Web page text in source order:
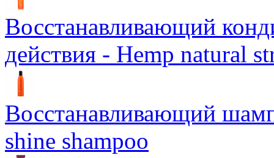
Восстанавливающий
действия - Hemp natural
Восстанавливающий
shine shampoo